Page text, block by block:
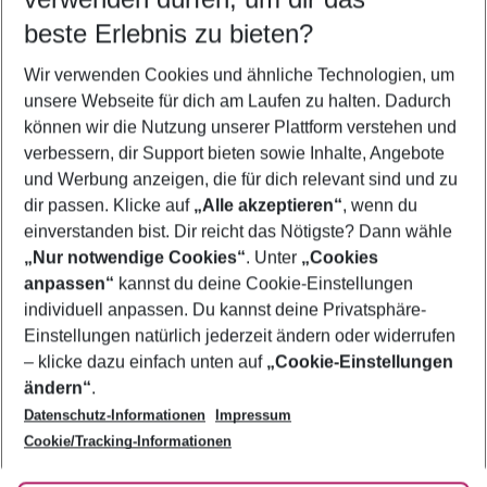
5-8 Nächte
2 Erwachsene Keine Kinder
Mehr Filter anzeigen
Footer
Footer navigation
Über uns
AGB
Bestpreisgarantie
Cookie-Einstellungen ändern
Cookie-Richtlinie
Agenturbetreuung
Barrierefreies Reisen
Folge uns
beste Erlebnis zu bieten?
Wir verwenden Cookies und ähnliche Technologien, um
unsere Webseite für dich am Laufen zu halten. Dadurch
können wir die Nutzung unserer Plattform verstehen und
verbessern, dir Support bieten sowie Inhalte, Angebote
und Werbung anzeigen, die für dich relevant sind und zu
dir passen. Klicke auf „Alle akzeptieren“, wenn du
einverstanden bist. Dir reicht das Nötigste? Dann wähle
„Nur notwendige Cookies“. Unter „Cookies
anpassen“ kannst du deine Cookie-Einstellungen
individuell anpassen. Du kannst deine Privatsphäre-
Einstellungen natürlich jederzeit ändern oder widerrufen
– klicke dazu einfach unten auf „Cookie-Einstellungen
ändern“.
Datenschutz-Informationen
Impressum
Cookie/Tracking-Informationen